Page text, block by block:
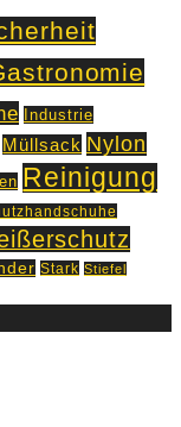
Industrie
Müllsack Nylon
Reinigung
Stark Stiefel